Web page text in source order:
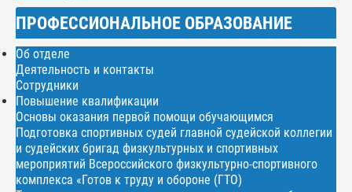
ПРОФЕССИОНАЛЬНОЕ ОБРАЗОВАНИЕ
Об отделе
Деятельность и контакты
Сотрудники
Повышение квалификации
Основы оказания первой помощи обучающимся
Подготовка спортивных судей главной судейской коллегии
и судейских бригад физкультурных и спортивных
мероприятий Всероссийского физкультурно-спортивного
комплекса «Готов к труду и обороне (ГТО)